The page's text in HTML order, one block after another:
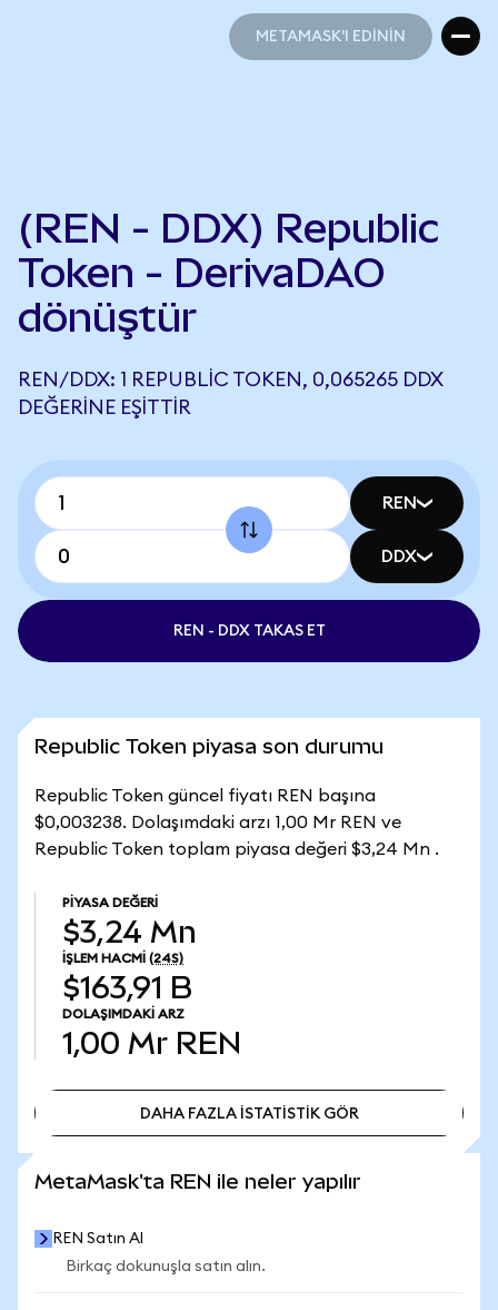
METAMASK'I EDİNİN
(REN - DDX) Republic
Token - DerivaDAO
dönüştür
REN/DDX: 1 REPUBLIC TOKEN, 0,065265 DDX
DEĞERINE EŞITTIR
REN
DDX
REN - DDX TAKAS ET
Republic Token piyasa son durumu
Republic Token güncel fiyatı REN başına
$0,003238. Dolaşımdaki arzı 1,00 Mr REN ve
Republic Token toplam piyasa değeri $3,24 Mn .
PIYASA DEĞERI
$3,24 Mn
İŞLEM HACMI (24S)
$163,91 B
DOLAŞIMDAKI ARZ
1,00 Mr REN
DAHA FAZLA İSTATİSTİK GÖR
MetaMask'ta REN ile neler yapılır
REN Satın Al
Birkaç dokunuşla satın alın.